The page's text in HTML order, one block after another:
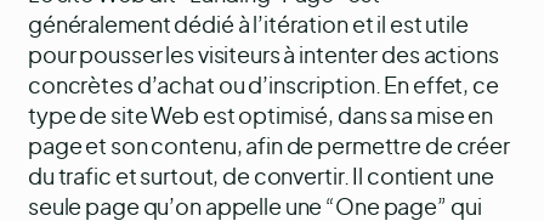
généralement dédié à l’itération et il est utile
pour pousser les visiteurs à intenter des actions
concrètes d’achat ou d’inscription. En effet, ce
type de site Web est optimisé, dans sa mise en
page et son contenu, afin de permettre de créer
du trafic et surtout, de convertir. Il contient une
seule page qu’on appelle une “One page” qui